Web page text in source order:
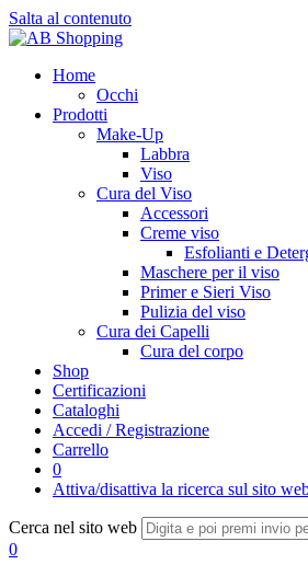
Salta al contenuto
Home
Occhi
Prodotti
Make-Up
Labbra
Viso
Cura del Viso
Accessori
Creme viso
Esfolianti e
Maschere per il viso
Primer e Sieri Viso
Pulizia del viso
Cura dei Capelli
Cura del corpo
Shop
Certificazioni
Cataloghi
Accedi / Registrazione
Carrello
0
Attiva/disattiva la ricerca sul sito
Cerca nel sito web
0